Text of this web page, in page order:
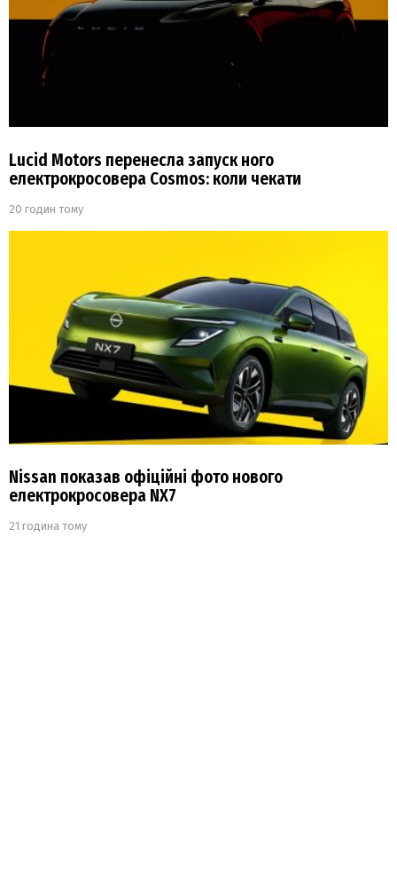
Lucid Motors перенесла запуск ного
електрокросовера Cosmos: коли чекати
20 годин тому
Nissan показав офіційні фото нового
електрокросовера NX7
21 година тому